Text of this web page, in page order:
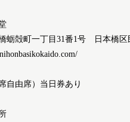
蛎殻町一丁目31番1号 日本橋区
自由席）当日券あり